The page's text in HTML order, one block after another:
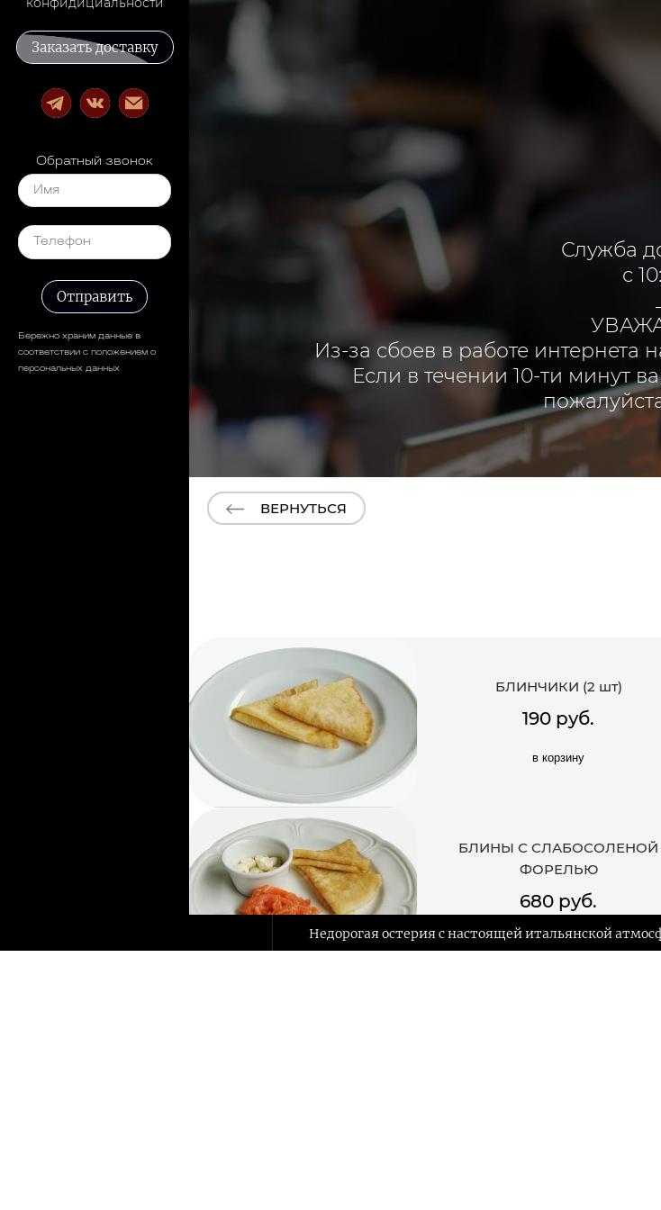
Заказать доставку
Обратный звонок
Отправить
Бережно храним данные в
соответствии с положением о
персональных данных
Служба
с
Из-за сбоев в работе интернета
Если в течении 10-ти минут
ВЕРНУТЬСЯ
БЛИНЧИКИ (2 шт)
190 руб.
в корзину
БЛИНЫ С СЛАБОСОЛЕНОЙ
ФОРЕЛЬЮ
680 руб.
в корзину
Недорогая остерия с настоящей итальянской